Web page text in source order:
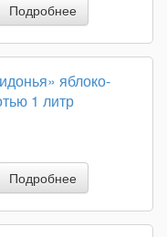
Подробнее
яблоко-
1 литр
Подробнее